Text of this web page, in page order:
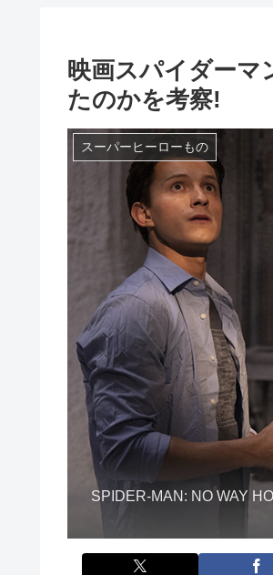
映画スパイダーマ
たのかを考察!
スーパーヒーローもの
SPIDER-MAN: NO WAY